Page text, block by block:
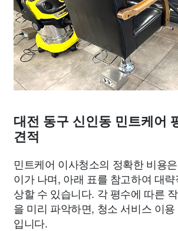
대전 동구 신인동 민트케어
견적
민트케어 이사청소의 정확한 비용
이가 나며, 아래 표를 참고하여 대
상할 수 있습니다. 각 평수에 따른
을 미리 파악하면, 청소 서비스 이
입니다.